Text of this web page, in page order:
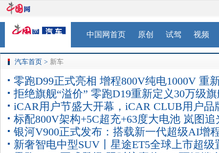
中国网首页 原创 试驾 视频
汽车首页 > 新车
零跑D99正式亮相 增程800V纯电1000V 重
定技术门槛
拒绝旗舰“溢价” 零跑D19重新定义30万级
SUV标杆
iCAR用户节盛大开幕，iCAR CLUB用户品
布，V27定档2026年一季度上市
标配800V架构+5C超充+63度大电池 岚图追
上市 售价27.99万元起
银河V900正式发布：搭载新一代超级AI增
术，主打空间、性能与能效全面突破
新奢智电中型SUV丨星途ET5全球上市超级